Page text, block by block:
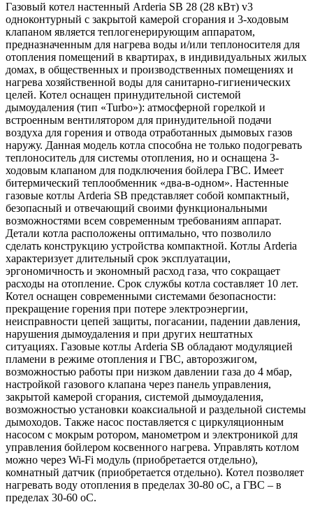
Газовый котел настенный Arderia SB 28 (28 кВт) v3
одноконтурный с закрытой камерой сгорания и 3-ходовым
клапаном является теплогенерирующим аппаратом,
предназначенным для нагрева воды и/или теплоносителя для
отопления помещений в квартирах, в индивидуальных жилых
домах, в общественных и производственных помещениях и
нагрева хозяйственной воды для санитарно-гигиенических
целей. Котел оснащен принудительной системой
дымоудаления (тип «Turbo»): атмосферной горелкой и
встроенным вентилятором для принудительной подачи
воздуха для горения и отвода отработанных дымовых газов
наружу. Данная модель котла способна не только подогревать
теплоноситель для системы отопления, но и оснащена 3-
ходовым клапаном для подключения бойлера ГВС. Имеет
битермический теплообменник «два-в-одном». Настенные
газовые котлы Arderia SB представляет собой компактный,
безопасный и отвечающий своими функциональными
возможностями всем современным требованиям аппарат.
Детали котла расположены оптимально, что позволило
сделать конструкцию устройства компактной. Котлы Arderia
характеризует длительный срок эксплуатации,
эргономичность и экономный расход газа, что сокращает
расходы на отопление. Срок службы котла составляет 10 лет.
Котел оснащен современными системами безопасности:
прекращение горения при потере электроэнергии,
неисправности цепей защиты, погасании, падении давления,
нарушения дымоудаления и при других нештатных
ситуациях. Газовые котлы Arderia SB обладают модуляцией
пламени в режиме отопления и ГВС, авторозжигом,
возможностью работы при низком давлении газа до 4 мбар,
настройкой газового клапана через панель управления,
закрытой камерой сгорания, системой дымоудаления,
возможностью установки коаксиальной и раздельной системы
дымоходов. Также насос поставляется с циркуляционным
насосом с мокрым ротором, манометром и электроникой для
управления бойлером косвенного нагрева. Управлять котлом
можно через Wi-Fi модуль (приобретается отдельно),
комнатный датчик (приобретается отдельно). Котел позволяет
нагревать воду отопления в пределах 30-80 оС, а ГВС – в
пределах 30-60 оС.